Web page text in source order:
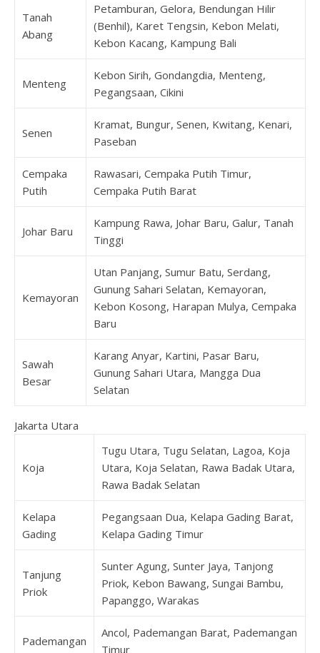
Tanah
Abang
Petamburan, Gelora, Bendungan Hilir
(Benhil), Karet Tengsin, Kebon Melati,
Kebon Kacang, Kampung Bali
Menteng
Kebon Sirih, Gondangdia, Menteng,
Pegangsaan, Cikini
Senen
Kramat, Bungur, Senen, Kwitang, Kenari,
Paseban
Cempaka
Putih
Rawasari, Cempaka Putih Timur,
Cempaka Putih Barat
Johar Baru
Kampung Rawa, Johar Baru, Galur, Tanah
Tinggi
Kemayoran
Utan Panjang, Sumur Batu, Serdang,
Gunung Sahari Selatan, Kemayoran,
Kebon Kosong, Harapan Mulya, Cempaka
Baru
Sawah
Besar
Karang Anyar, Kartini, Pasar Baru,
Gunung Sahari Utara, Mangga Dua
Selatan
Jakarta Utara
Koja
Tugu Utara, Tugu Selatan, Lagoa, Koja
Utara, Koja Selatan, Rawa Badak Utara,
Rawa Badak Selatan
Kelapa
Gading
Pegangsaan Dua, Kelapa Gading Barat,
Kelapa Gading Timur
Tanjung
Priok
Sunter Agung, Sunter Jaya, Tanjong
Priok, Kebon Bawang, Sungai Bambu,
Papanggo, Warakas
Pademangan
Ancol, Pademangan Barat, Pademangan
Timur